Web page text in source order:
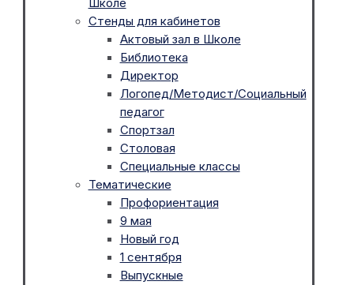
Школе
Стенды для кабинетов
Актовый зал в Школе
Библиотека
Директор
Логопед/Методист/Социальный
педагог
Спортзал
Столовая
Специальные классы
Тематические
Профориентация
9 мая
Новый год
1 сентября
Выпускные